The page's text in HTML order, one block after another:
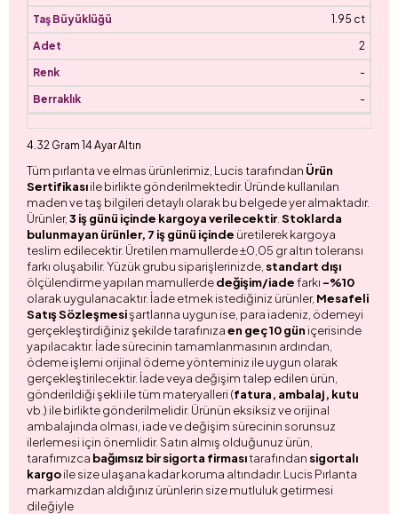
1.95 ct
2
-
-
4.32 Gram 14 Ayar Altın
Tüm pırlanta ve elmas ürünlerimiz, Lucis tarafından Ürün
Sertifikasıile birlikte gönderilmektedir. Üründe kullanılan
maden ve taş bilgileri detaylı olarak bu belgede yer almaktadır.
Ürünler,3 iş günü içinde kargoya verilecektir. Stoklarda
bulunmayan ürünler, 7 iş günü içinde üretilerek kargoya
teslim edilecektir. Üretilen mamullerde ±0,05 gr altın toleransı
farkı oluşabilir. Yüzük grubu siparişlerinizde, standart dışı
ölçülendirme yapılan mamullerdedeğişim/iadefarkı -%10
olarak uygulanacaktır. İade etmek istediğiniz ürünler, Mesafeli
Satış Sözleşmesişartlarına uygun ise, para iadeniz, ödemeyi
gerçekleştirdiğiniz şekilde tarafınızaen geç 10 gün içerisinde
yapılacaktır. İade sürecinin tamamlanmasının ardından,
ödeme işlemi orijinal ödeme yönteminiz ile uygun olarak
gerçekleştirilecektir. İade veya değişim talep edilen ürün,
gönderildiği şekli ile tüm materyalleri (fatura, ambalaj, kutu
vb.) ile birlikte gönderilmelidir. Ürünün eksiksiz ve orijinal
ambalajında olması, iade ve değişim sürecinin sorunsuz
ilerlemesi için önemlidir. Satın almış olduğunuz ürün,
tarafımızca bağımsız bir sigorta firmasıtarafından sigortalı
kargoile size ulaşana kadar koruma altındadır. Lucis Pırlanta
markamızdan aldığınız ürünlerin size mutluluk getirmesi
dileğiyle